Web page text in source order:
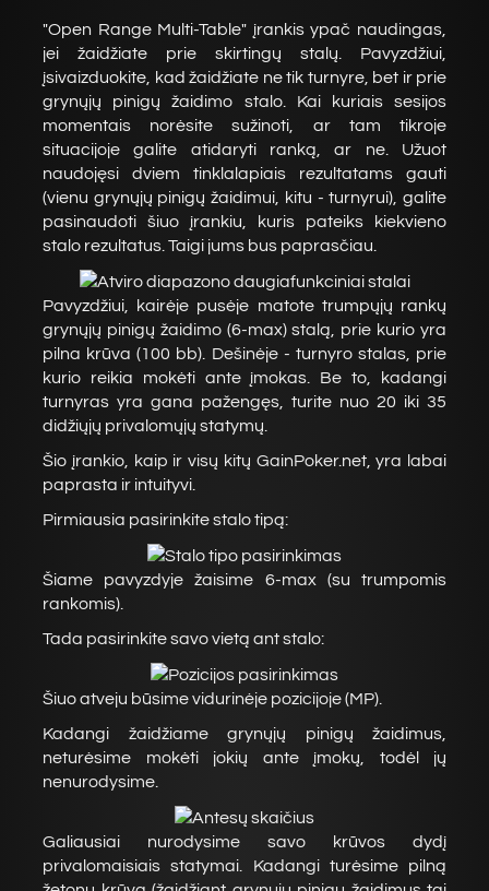
"Open Range Multi-Table" įrankis ypač naudingas,
jei žaidžiate prie skirtingų stalų. Pavyzdžiui,
įsivaizduokite, kad žaidžiate ne tik turnyre, bet ir prie
grynųjų pinigų žaidimo stalo. Kai kuriais sesijos
momentais norėsite sužinoti, ar tam tikroje
situacijoje galite atidaryti ranką, ar ne. Užuot
naudojęsi dviem tinklalapiais rezultatams gauti
(vienu grynųjų pinigų žaidimui, kitu - turnyrui), galite
pasinaudoti šiuo įrankiu, kuris pateiks kiekvieno
stalo rezultatus. Taigi jums bus paprasčiau.
Pavyzdžiui, kairėje pusėje matote trumpųjų rankų
grynųjų pinigų žaidimo (6-max) stalą, prie kurio yra
pilna krūva (100 bb). Dešinėje - turnyro stalas, prie
kurio reikia mokėti ante įmokas. Be to, kadangi
turnyras yra gana pažengęs, turite nuo 20 iki 35
didžiųjų privalomųjų statymų.
Šio įrankio, kaip ir visų kitų GainPoker.net, yra labai
paprasta ir intuityvi.
Pirmiausia pasirinkite stalo tipą:
Šiame pavyzdyje žaisime 6-max (su trumpomis
rankomis).
Tada pasirinkite savo vietą ant stalo:
Šiuo atveju būsime vidurinėje pozicijoje (MP).
Kadangi žaidžiame grynųjų pinigų žaidimus,
neturėsime mokėti jokių ante įmokų, todėl jų
nenurodysime.
Galiausiai nurodysime savo krūvos dydį
privalomaisiais statymai. Kadangi turėsime pilną